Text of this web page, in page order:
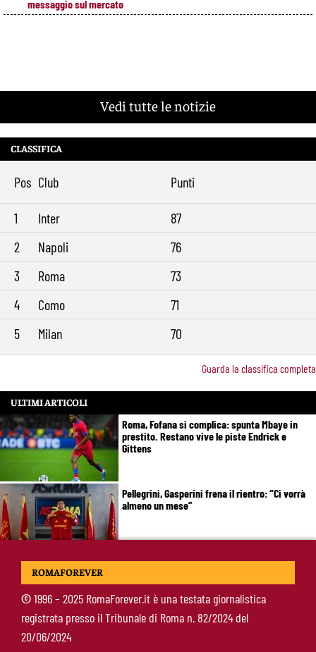
messaggio sul mercato
Vedi tutte le notizie
CLASSIFICA
Pos Club Punti
1 Inter
87
2
Napoli
76
3
Roma
73
4
Como
71
5
Milan 70
Guarda la classifica completa
ULTIMI ARTICOLI
Roma, Fofana si complica: spunta Mbaye in
prestito. Restano vive le piste Endrick e
Gittens
Pellegrini, Gasperini frena il rientro: “Ci vorrà
almeno un mese”
Roma, 11 gol subiti in 4 partite: il dato che
ROMAFOREVER
©1996 – 2025 RomaForever.it è una testata giornalistica
registrata presso il Tribunale di Roma n. 82/2024 del
20/06/2024